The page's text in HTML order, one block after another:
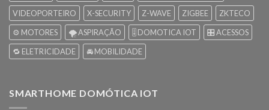
VIDEOPORTEIRO
X-SECURITY Z-WAVE ZIGBEE
ZKTECO
⚙️ MOTORES
🌪️ ASPIRAÇÃO 🎚️ DOMOTICA IOT
🎛️ ACESSOS
🔁 ELETRICIDADE
🚘 MOBILIDADE
SMARTHOME DOMÓTICA IOT